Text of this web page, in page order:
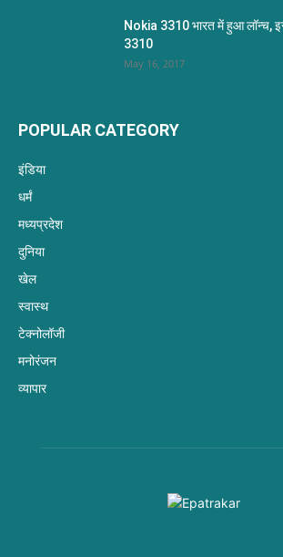
Nokia 3310 भारत में हुआ लॉन्च,
3310
May 16, 2017
POPULAR CATEGORY
इंडिया
धर्मं
मध्यप्रदेश
दुनिया
खेल
स्वास्थ
टेक्नोलॉजी
मनोरंजन
व्यापार